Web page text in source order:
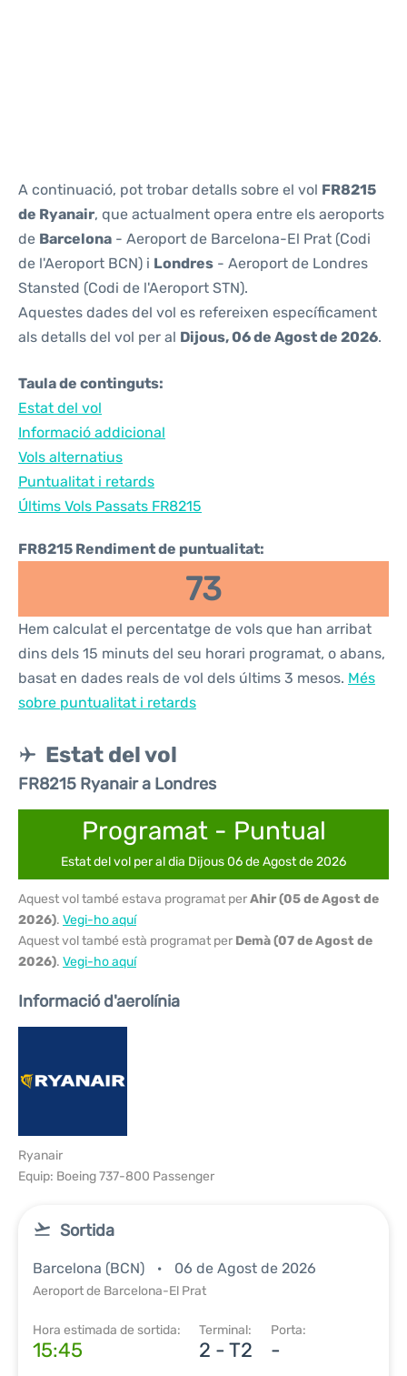
A continuació, pot trobar detalls sobre el vol FR8215
de Ryanair, que actualment opera entre els aeroports
de Barcelona - Aeroport de Barcelona-El Prat (Codi
de l'Aeroport BCN) i Londres - Aeroport de Londres
Stansted (Codi de l'Aeroport STN).
Aquestes dades del vol es refereixen específicament
als detalls del vol per al Dijous, 06 de Agost de 2026.
Taula de continguts:
Estat del vol
Informació addicional
Vols alternatius
Puntualitat i retards
Últims Vols Passats FR8215
FR8215 Rendiment de puntualitat:
73
Hem calculat el percentatge de vols que han arribat
dins dels 15 minuts del seu horari programat, o abans,
basat en dades reals de vol dels últims 3 mesos. Més
sobre puntualitat i retards
Estat del vol
FR8215 Ryanair a Londres
Programat - Puntual
Estat del vol per al dia Dijous 06 de Agost de 2026
Aquest vol també estava programat perAhir (05 de Agost de
2026). Vegi-ho aquí
Aquest vol també està programat per Demà (07 de Agost de
2026). Vegi-ho aquí
Informació d'aerolínia
Ryanair
Equip: Boeing 737-800 Passenger
Sortida
Barcelona (BCN) 06 de Agost de 2026
Aeroport de Barcelona-El Prat
Hora estimada de sortida:
15:45
Terminal:
2 - T2
Porta:
-